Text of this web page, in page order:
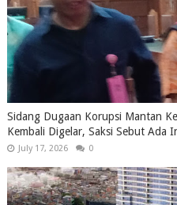
Sidang Dugaan Korupsi Mantan
Kembali Digelar, Saksi Sebut Ada
July 17, 2026 0